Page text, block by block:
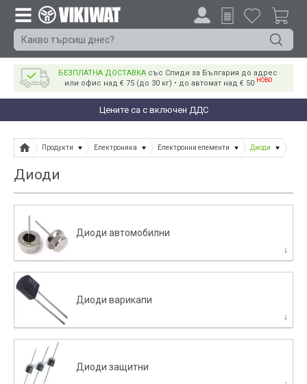
БЕЗПЛАТНА ДОСТАВКА със Спиди за България до адрес
или офис над € 75 (до 30 кг) • до автомат над € 50 НОВО
Цените са с включен ДДС
Продукти Електроника Електронни елементи Диоди
Диоди
Диоди автомобилни
Диоди варикапи
Диоди защитни